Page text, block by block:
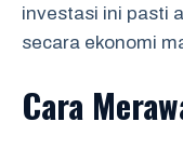
investasi ini pasti
secara ekonomi
Cara